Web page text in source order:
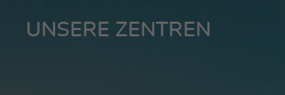
UNSERE ZENTREN